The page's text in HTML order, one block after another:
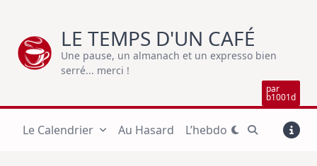
content
LE TEMPS D'UN CAFÉ
Une pause, un almanach et un expresso bien
serré... merci !
par
b1001d
Le Calendrier Au Hasard L’hebdo